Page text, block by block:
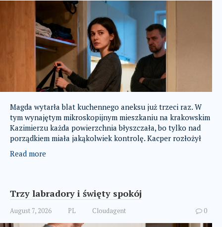
Magda wytarła blat kuchennego aneksu już trzeci raz. W
tym wynajętym mikroskopijnym mieszkaniu na krakowskim
Kazimierzu każda powierzchnia błyszczała, bo tylko nad
porządkiem miała jakąkolwiek kontrolę. Kacper rozłożył
Read more
Trzy labradory i święty spokój
August 7, 2026 PL Cloudagent 0